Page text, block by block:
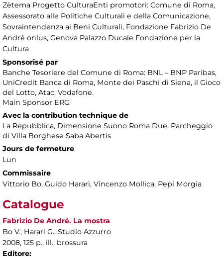
Zètema Progetto CulturaEnti promotori: Comune di Roma,
Assessorato alle Politiche Culturali e della Comunicazione,
Sovraintendenza ai Beni Culturali, Fondazione Fabrizio De
André onlus, Genova Palazzo Ducale Fondazione per la
Cultura
Sponsorisé par
Banche Tesoriere del Comune di Roma: BNL – BNP Paribas,
UniCredit Banca di Roma, Monte dei Paschi di Siena, il Gioco
del Lotto, Atac, Vodafone.
Main Sponsor ERG
Avec la contribution technique de
La Repubblica, Dimensione Suono Roma Due, Parcheggio
di Villa Borghese Saba Abertis
Jours de fermeture
Lun
Commissaire
Vittorio Bo, Guido Harari, Vincenzo Mollica, Pepi Morgia
Catalogue
Fabrizio De André. La mostra
Bo V.; Harari G.; Studio Azzurro
2008, 125 p., ill., brossura
Editore: